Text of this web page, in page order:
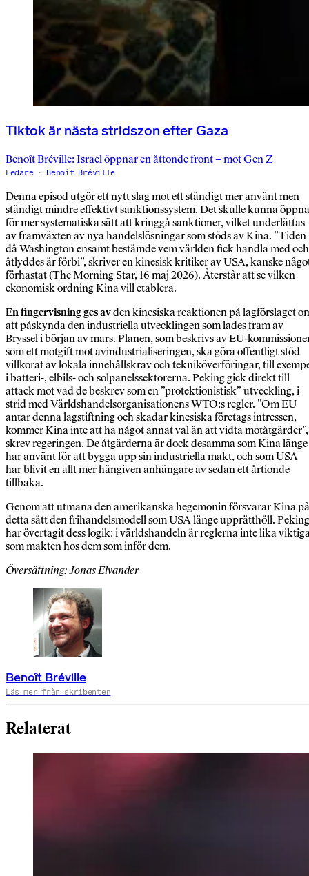
Tiktok är nästa stridszon efter Gaza
Benoît Bréville: Israel öppnar en åttonde front – mot Gen Z
Ledare Benoît Bréville
Denna episod utgör ett nytt slag mot ett ständigt mer använt men
ständigt mindre effektivt sanktionssystem. Det skulle kunna öppna
för mer systematiska sätt att kringgå sanktioner, vilket underlättas
av framväxten av nya handelslösningar som stöds av Kina. ”Tiden
då Washington ensamt bestämde vem världen fick handla med och
åtlyddes är förbi”, skriver en kinesisk kritiker av USA, kanske
förhastat (The Morning Star, 16 maj 2026). Återstår att se vilken
ekonomisk ordning Kina vill etablera.
En fingervisning ges avden kinesiska reaktionen på lagförslaget
att påskynda den industriella utvecklingen som lades fram av
Bryssel i början av mars. Planen, som beskrivs av EU-
som ett motgift mot avindustrialiseringen, ska göra offentligt stöd
villkorat av lokala innehållskrav och tekniköverföringar, till
i batteri-, elbils- och solpanelssektorerna. Peking gick direkt till
attack mot vad de beskrev som en ”protektionistisk” utveckling, i
strid med Världshandelsorganisationens WTO:s regler. ”Om EU
antar denna lagstiftning och skadar kinesiska företags intressen,
kommer Kina inte att ha något annat val än att vidta motåtgärder”,
skrev regeringen. De åtgärderna är dock desamma som Kina länge
har använt för att bygga upp sin industriella makt, och som USA
har blivit en allt mer hängiven anhängare av sedan ett årtionde
tillbaka.
Genom att utmana den amerikanska hegemonin försvarar Kina på
detta sätt den frihandelsmodell som USA länge upprätthöll. Peking
har övertagit dess logik: i världshandeln är reglerna inte lika
som makten hos dem som inför dem.
Översättning: Jonas Elvander
Benoît Bréville
Läs mer från skribenten
Relaterat